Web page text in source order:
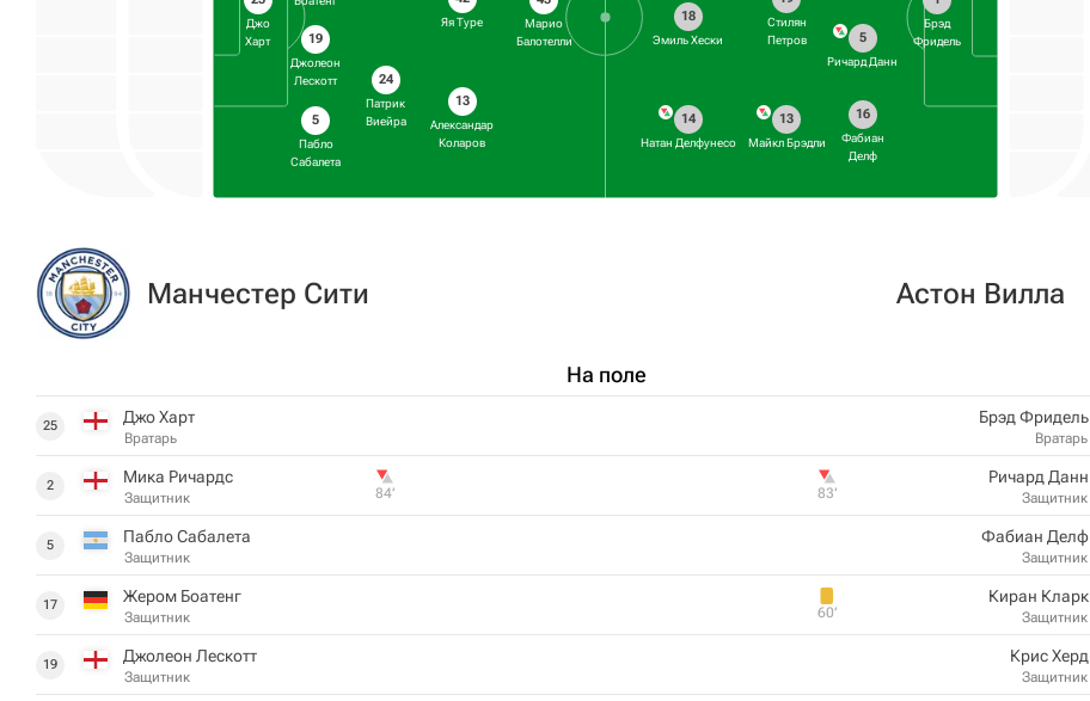
Джо
Харт
19
Джолеон
Лескотт
5
Пабло
Сабалета
24
Патрик
Виейра
Яя Туре
13
Александaр
Коларов
Марио
Балотелли
Брэд
Фридель
5
Ричард Данн
16
Фабиан
Делф
Стилян
Петров
13
Майкл Брэдли
18
Эмиль Хески
14
Натан Делфунесо
Манчестер Сити
На поле
25 Джо Харт
Вратарь
2 Мика Ричардс
Защитник 84‎’‎
5 Пабло Сабалета
Защитник
17 Жером Боатенг
Защитник
19 Джолеон Лескотт
Защитник
Астон Вилла
Брэд Фридель
Вратарь
Ричард Данн
Защитник
83‎’‎
Фабиан Делф
Защитник
Киран Кларк
Защитник
60‎’‎
Крис Херд
Защитник